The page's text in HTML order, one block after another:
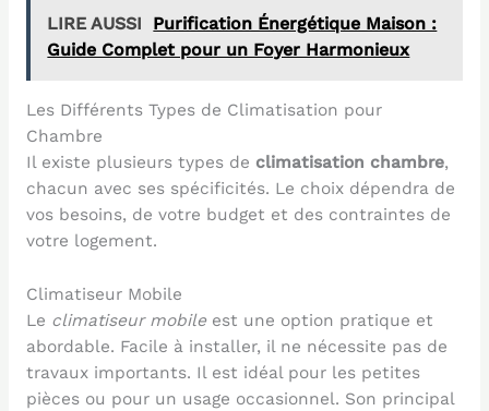
LIRE AUSSI
Purification Énergétique Maison :
Guide Complet pour un Foyer Harmonieux
Les Différents Types de Climatisation pour
Chambre
Il existe plusieurs types de climatisation chambre,
chacun avec ses spécificités. Le choix dépendra de
vos besoins, de votre budget et des contraintes de
votre logement.
Climatiseur Mobile
Le climatiseur mobileest une option pratique et
abordable. Facile à installer, il ne nécessite pas de
travaux importants. Il est idéal pour les petites
pièces ou pour un usage occasionnel. Son principal